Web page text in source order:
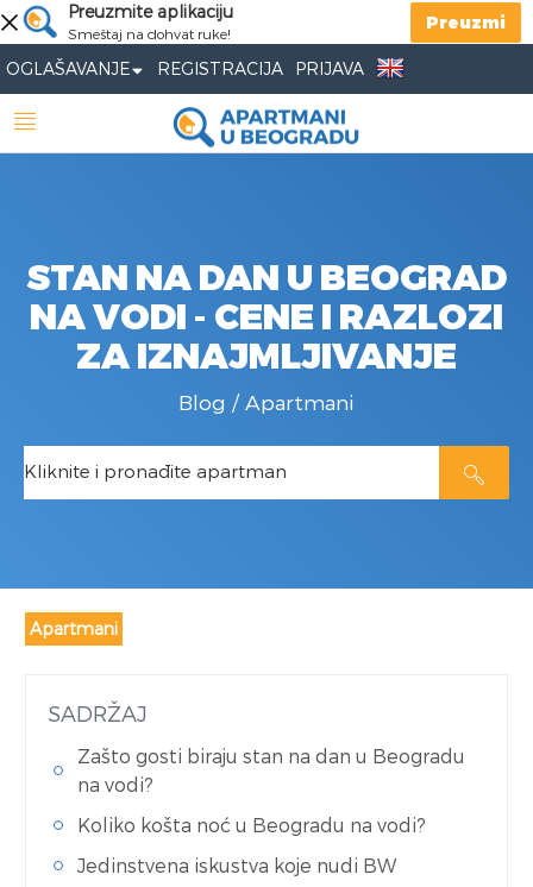
Preuzmite aplikaciju
Smeštaj na dohvat ruke!
Preuzmi
OGLAŠAVANJE REGISTRACIJA PRIJAVA
STAN NA DAN U BEOGRAD
NA VODI - CENE I RAZLOZI
ZA IZNAJMLJIVANJE
Blog / Apartmani
Kliknite i pronađite apartman
Apartmani
SADRŽAJ
Zašto gosti biraju stan na dan u Beogradu
na vodi?
Koliko košta noć u Beogradu na vodi?
Jedinstvena iskustva koje nudi BW